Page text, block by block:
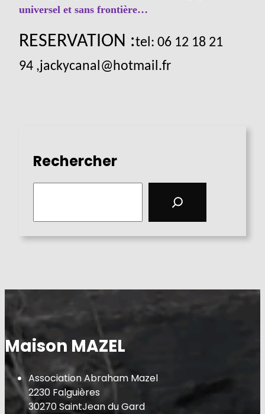
universel et sans frontière…
RESERVATION :tel: 06 12 18 21
94 ,jackycanal@hotmail.fr
Rechercher
Maison MAZEL
Association Abraham Mazel
2230 Falguières
30270 SaintJean du Gard